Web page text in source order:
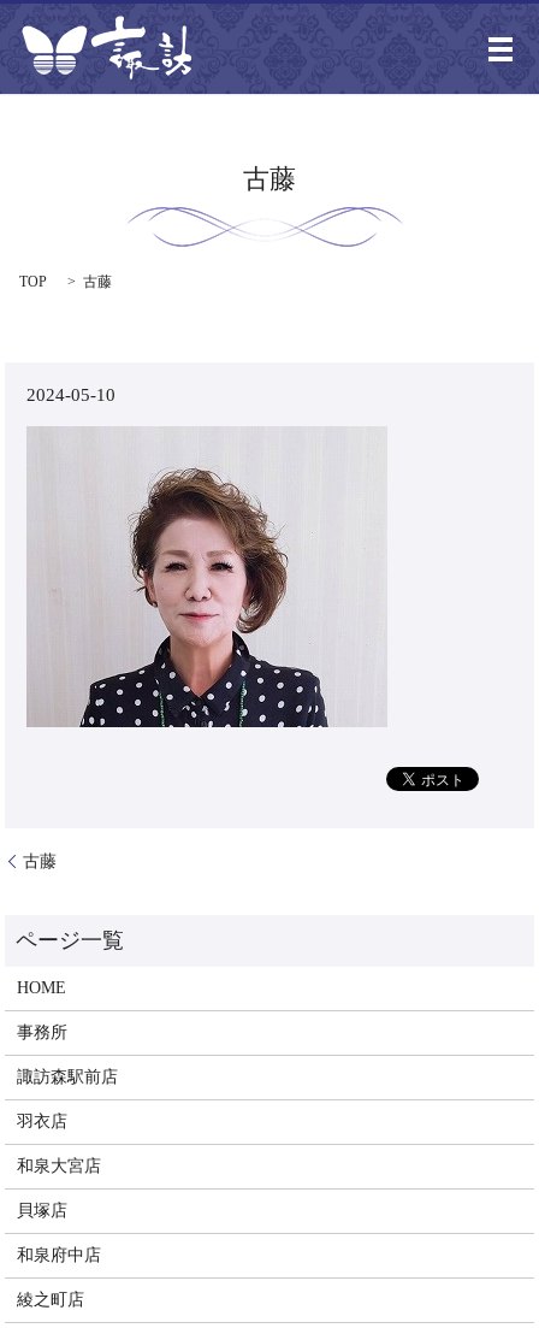
メ
古藤
TOP 古藤
2024-05-10
古藤
HOME
事務所
諏訪森駅前店
羽衣店
和泉大宮店
貝塚店
和泉府中店
綾之町店